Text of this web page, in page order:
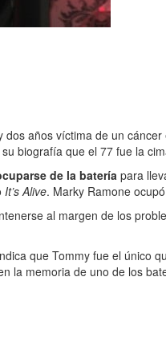
años víctima de un
biografía que el 77 fue la
de la batería para
It’s Alive. Marky Ramone
al margen de los
que Tommy fue el único
la memoria de uno de los